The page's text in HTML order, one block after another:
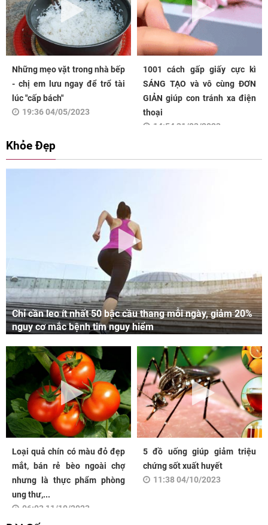
Những mẹo vặt trong nhà bếp
- chị em lưu ngay để trổ tài
lúc "cấp bách"
19:36 04/05/2023
1001 cách gấp giấy cực kì
SÁNG TẠO và vô cùng ĐƠN
GIẢN giúp con tránh xa điện
thoại
14:54 31/03/2023
Khỏe Đẹp
Chỉ cần leo ít nhất 50 bậc cầu thang mỗi ngày, giảm 20%
nguy cơ mắc bệnh tim nguy hiểm
Loại quả chín có màu đỏ đẹp
mắt, bán rẻ bèo ngoài chợ
nhưng là thực phẩm phòng
ung thư,...
06:03 11/10/2023
5 đồ uống giúp giảm triệu
chứng sốt xuất huyết
11:38 04/10/2023